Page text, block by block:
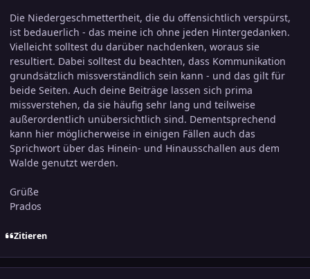
Die Niedergeschmettertheit, die du offensichtlich verspürst,
ist bedauerlich - das meine ich ohne jeden Hintergedanken.
Vielleicht solltest du darüber nachdenken, woraus sie
resultiert. Dabei solltest du beachten, dass Kommunikation
grundsätzlich missverständlich sein kann - und das gilt für
beide Seiten. Auch deine Beiträge lassen sich prima
missverstehen, da sie häufig sehr lang und teilweise
außerordentlich unübersichtlich sind. Dementsprechend
kann hier möglicherweise in einigen Fällen auch das
Sprichwort über das Hinein- und Hinausschallen aus dem
Walde genutzt werden.
Grüße
Prados
Zitieren